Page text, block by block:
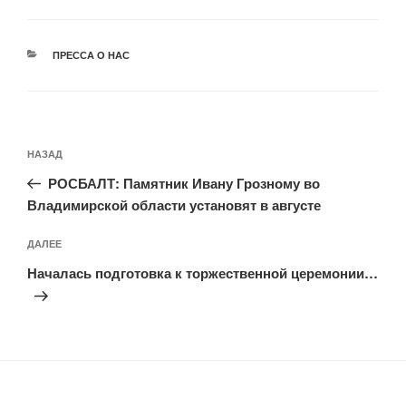
РУБРИКИ
ПРЕССА О НАС
по
записям
Предыдущая
запись:
НАЗАД
РОСБАЛТ: Памятник Ивану Грозному во
Владимирской области установят в августе
Следующая
запись
ДАЛЕЕ
Началась подготовка к торжественной церемонии…